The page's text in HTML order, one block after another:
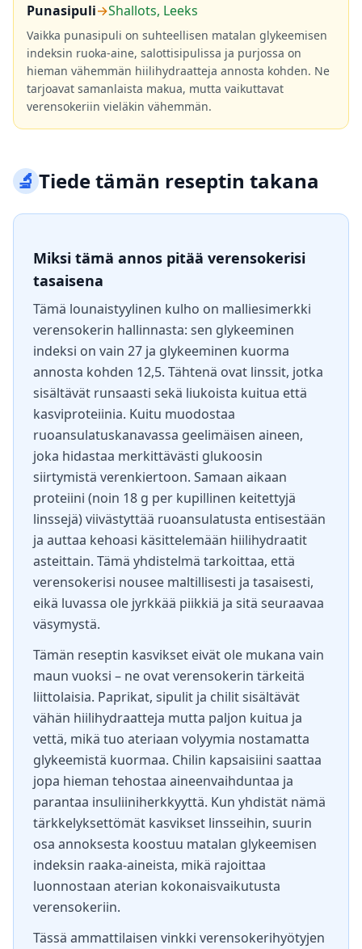
Punasipuli→Shallots, Leeks
Vaikka punasipuli on suhteellisen matalan glykeemisen
indeksin ruoka-aine, salottisipulissa ja purjossa on
hieman vähemmän hiilihydraatteja annosta kohden. Ne
tarjoavat samanlaista makua, mutta vaikuttavat
verensokeriin vieläkin vähemmän.
🔬Tiede tämän reseptin takana
Miksi tämä annos pitää verensokerisi
tasaisena
Tämä lounaistyylinen kulho on malliesimerkki
verensokerin hallinnasta: sen glykeeminen
indeksi on vain 27 ja glykeeminen kuorma
annosta kohden 12,5. Tähtenä ovat linssit, jotka
sisältävät runsaasti sekä liukoista kuitua että
kasviproteiinia. Kuitu muodostaa
ruoansulatuskanavassa geelimäisen aineen,
joka hidastaa merkittävästi glukoosin
siirtymistä verenkiertoon. Samaan aikaan
proteiini (noin 18 g per kupillinen keitettyjä
linssejä) viivästyttää ruoansulatusta entisestään
ja auttaa kehoasi käsittelemään hiilihydraatit
asteittain. Tämä yhdistelmä tarkoittaa, että
verensokerisi nousee maltillisesti ja tasaisesti,
eikä luvassa ole jyrkkää piikkiä ja sitä seuraavaa
väsymystä.
Tämän reseptin kasvikset eivät ole mukana vain
maun vuoksi – ne ovat verensokerin tärkeitä
liittolaisia. Paprikat, sipulit ja chilit sisältävät
vähän hiilihydraatteja mutta paljon kuitua ja
vettä, mikä tuo ateriaan volyymia nostamatta
glykeemistä kuormaa. Chilin kapsaisiini saattaa
jopa hieman tehostaa aineenvaihduntaa ja
parantaa insuliiniherkkyyttä. Kun yhdistät nämä
tärkkelyksettömät kasvikset linsseihin, suurin
osa annoksesta koostuu matalan glykeemisen
indeksin raaka-aineista, mikä rajoittaa
luonnostaan aterian kokonaisvaikutusta
verensokeriin.
Tässä ammattilaisen vinkki verensokerihyötyjen